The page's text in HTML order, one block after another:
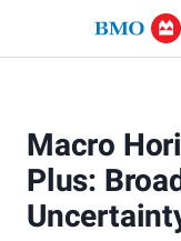
Macro
Plus: